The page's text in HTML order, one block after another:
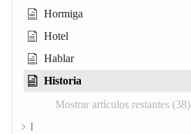
Hormiga
Hotel
Hablar
Historia
Mostrar artículos restantes (38)
I